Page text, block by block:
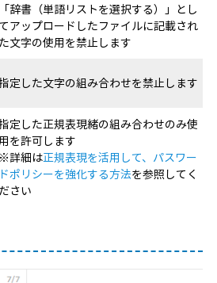
「辞書（単語リストを選択する）」とし
てアップロードしたファイルに記載され
た文字の使用を禁止します
定した文字の組み合わせを禁止します
定した正規表現緒の組み合わせのみ使
用を許可します
※詳細は正規表現を活用して、パスワー
ドポリシーを強化する方法を参照してく
ださい